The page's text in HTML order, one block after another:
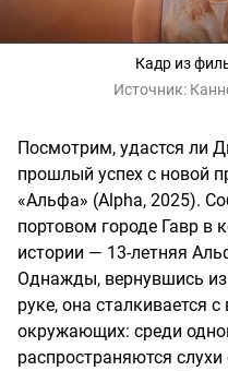
Кадр из
Источник:
Посмотрим, удастся ли
прошлый успех с новой
«Альфа» (Alpha, 2025).
портовом городе Гавр в
истории — 13-летняя
Однажды, вернувшись
руке, она сталкивается
окружающих: среди
распространяются